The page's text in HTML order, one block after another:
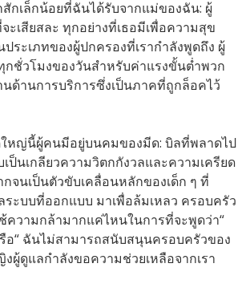
กเล็กน้อยที่ฉันได้รับจากแม่ของฉัน: ผู้
ะเสียสละ ทุกอย่างที่เธอมีเพื่อความสุข
ประเภทของผู้ปกครองที่เรากำลังพูดถึง ผู้
ชั่วโมงของวันสำหรับค่าแรงขั้นต่ำพวก
ด้านการบริการซึ่งเป็นภาคที่ถูกล็อคไว้
ใหญ่นี้ผู้คนมีอยู่บนคมของมีด: บิลที่พลาดไป
ป็นเกลียวความวิตกกังวลและความเครียด
จนเป็นตัวขับเคลื่อนหลักของเด็ก ๆ ที่
ระบบที่ออกแบบ มาเพื่อล้มเหลว ครอบครัว
ความกล้ามากแค่ไหนในการที่จะพูดว่า“
อ“ ฉันไม่สามารถสนับสนุนครอบครัวของ
ผู้ดูแลกำลังขอความช่วยเหลือจากเรา